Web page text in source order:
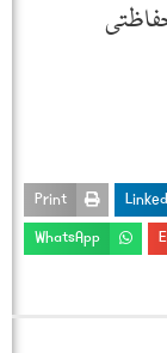
Print
WhatsApp